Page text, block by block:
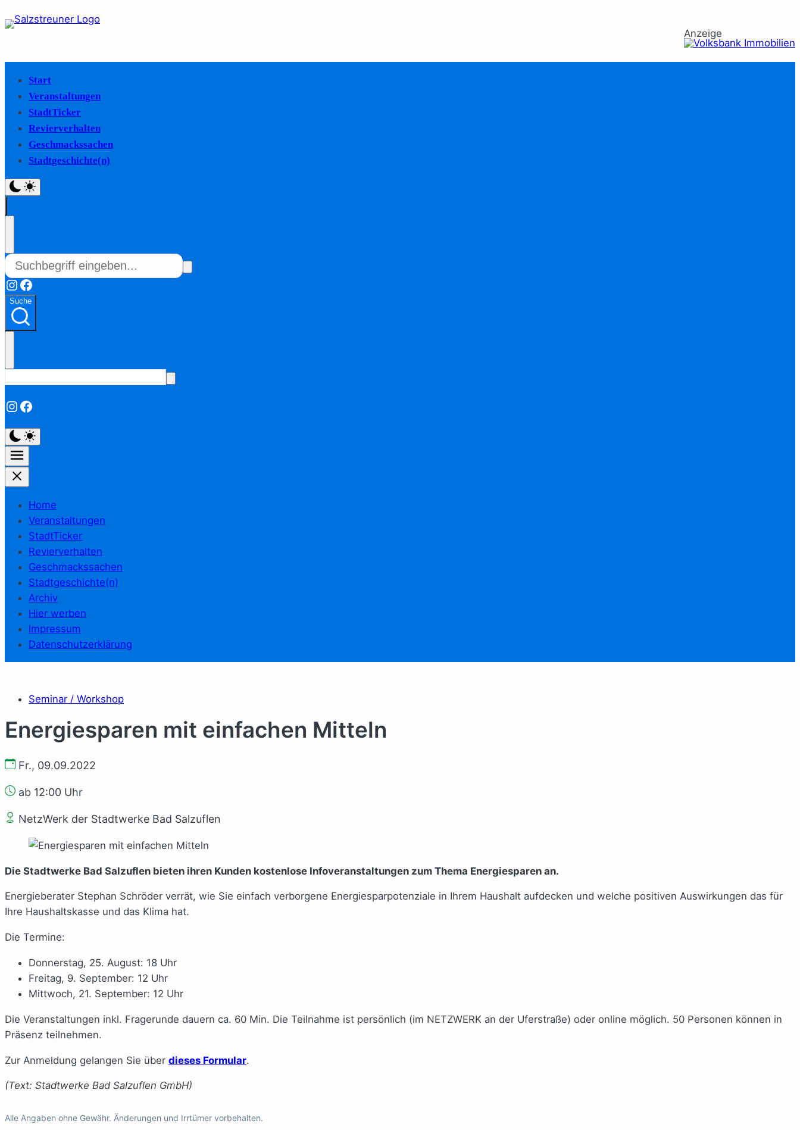
Anzeige
Start
Veranstaltungen
StadtTicker
Revierverhalten
Geschmackssachen
Stadtgeschichte(n)
Instagram
Facebook
Suche
Instagram
Facebook
Home
Veranstaltungen
StadtTicker
Revierverhalten
Geschmackssachen
Stadtgeschichte(n)
Archiv
Hier werben
Impressum
Datenschutzerklärung
Seminar / Workshop
Energiesparen mit einfachen Mitteln
Fr., 09.09.2022
ab 12:00 Uhr
NetzWerk der Stadtwerke Bad Salzuflen
Die Stadtwerke Bad Salzuflen bieten ihren Kunden kostenlose Infoveranstaltungen zum Thema Energiesparen an.
Energieberater Stephan Schröder verrät, wie Sie einfach verborgene Energiesparpotenziale in Ihrem Haushalt aufdecken und welche positiven Auswirkungen das für
Ihre Haushaltskasse und das Klima hat.
Die Termine:
Donnerstag, 25. August: 18 Uhr
Freitag, 9. September: 12 Uhr
Mittwoch, 21. September: 12 Uhr
Die Veranstaltungen inkl. Fragerunde dauern ca. 60 Min. Die Teilnahme ist persönlich (im NETZWERK an der Uferstraße) oder online möglich. 50 Personen können in
Präsenz teilnehmen.
Zur Anmeldung gelangen Sie über dieses Formular.
(Text: Stadtwerke Bad Salzuflen GmbH)
Alle Angaben ohne Gewähr. Änderungen und Irrtümer vorbehalten.